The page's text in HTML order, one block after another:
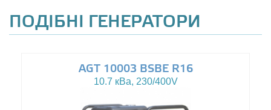
ПОДІБНІ ГЕНЕРАТОРИ
AGT 10003 BSBE R16
10.7 кВа, 230/400V